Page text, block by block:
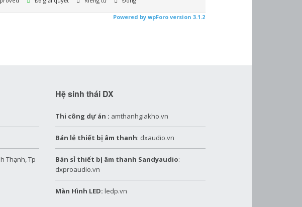
Powered by wpForo version 3.1.2
Thạnh, Tp
Hệ sinh thái DX
Thi công dự án : amthanhgiakho.vn
Bán lẻ thiết bị âm thanh: dxaudio.vn
Bán sỉ thiết bị âm thanh Sandyaudio:
dxproaudio.vn
Màn Hình LED: ledp.vn